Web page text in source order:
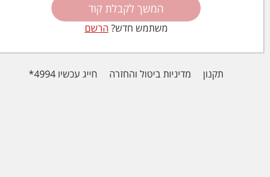
המשך לקבלת קוד
משתמש חדש? הרשם
תקנון מדיניות ביטול והחזרה חייג עכשיו 4994*